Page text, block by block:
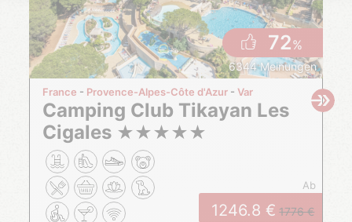
72%
6344 Meinungen
France Provence-Alpes-Côte d'Azur Var
Camping Club Tikayan Les
Cigales ★★★★★
ab
1246.8 1776